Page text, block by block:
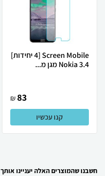
Screen Mobile [4 יחידות]
Nokia 3.4 מגן מ...
83
₪
קנו עכשיו
חשבנו שהמוצרים האלה יעניינו אותך